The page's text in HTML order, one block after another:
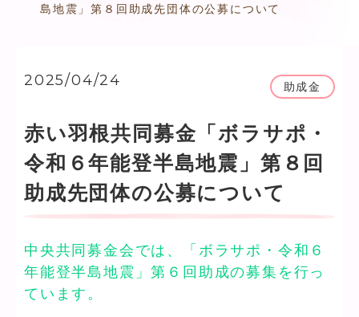
島地震」第８回助成先団体の公募について
2025/04/24 助成金
赤い羽根共同募金「ボラサポ・
令和６年能登半島地震」第８回
助成先団体の公募について
中央共同募金会では、「ボラサポ・令和６
年能登半島地震」第６回助成の募集を行っ
ています。